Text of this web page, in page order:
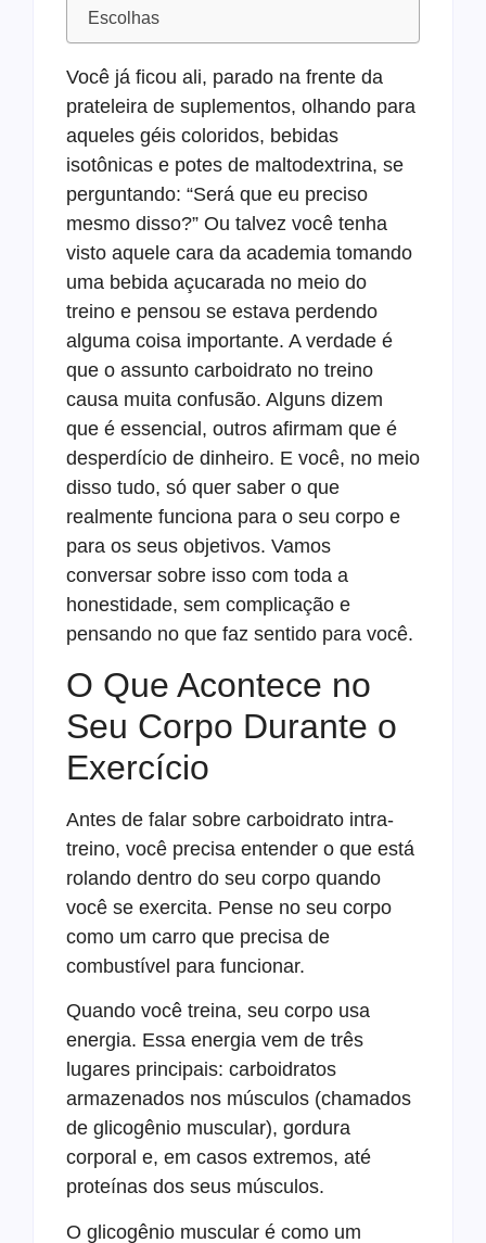
Escolhas
Você já ficou ali, parado na frente da
prateleira de suplementos, olhando para
aqueles géis coloridos, bebidas
isotônicas e potes de maltodextrina, se
perguntando: “Será que eu preciso
mesmo disso?” Ou talvez você tenha
visto aquele cara da academia tomando
uma bebida açucarada no meio do
treino e pensou se estava perdendo
alguma coisa importante. A verdade é
que o assunto carboidrato no treino
causa muita confusão. Alguns dizem
que é essencial, outros afirmam que é
desperdício de dinheiro. E você, no meio
disso tudo, só quer saber o que
realmente funciona para o seu corpo e
para os seus objetivos. Vamos
conversar sobre isso com toda a
honestidade, sem complicação e
pensando no que faz sentido para você.
O Que Acontece no
Seu Corpo Durante o
Exercício
Antes de falar sobre carboidrato intra-
treino, você precisa entender o que está
rolando dentro do seu corpo quando
você se exercita. Pense no seu corpo
como um carro que precisa de
combustível para funcionar.
Quando você treina, seu corpo usa
energia. Essa energia vem de três
lugares principais: carboidratos
armazenados nos músculos (chamados
de glicogênio muscular), gordura
corporal e, em casos extremos, até
proteínas dos seus músculos.
O glicogênio muscular é como um